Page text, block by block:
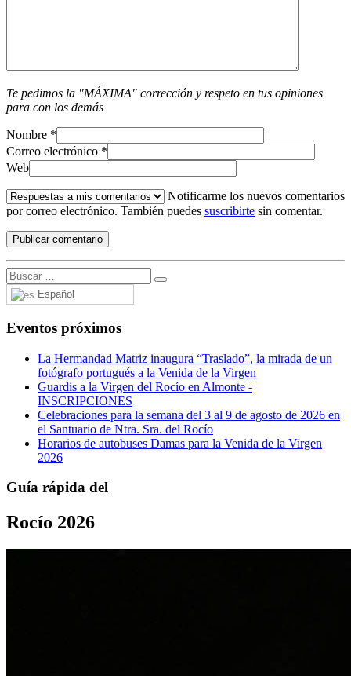
Te pedimos la "MÁXIMA" corrección y respeto en tus opiniones
para con los demás
Nombre *
Correo electrónico *
Web
Notificarme los nuevos comentarios
por correo electrónico. También puedes suscribirte sin comentar.
Español
Eventos próximos
La Hermandad Matriz inaugura “Traslado”, la mirada de un
fotógrafo portugués a la Venida de la Virgen
Guardis a la Virgen del Rocío en Almonte -
INSCRIPCIONES
Celebraciones para la semana del 3 al 9 de agosto de 2026 en
el Santuario de Ntra. Sra. del Rocío
Horarios de autobuses Damas para la Venida de la Virgen
2026
Guía rápida del
Rocío 2026